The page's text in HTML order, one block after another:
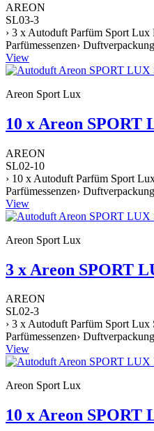
AREON
SL03-3
› 3 x Autoduft Parfüm Sport Lux
Parfümessenzen›
View
Areon Sport Lux
10 x Areon SPORT
AREON
SL02-10
› 10 x Autoduft Parfüm Sport
Parfümessenzen›
View
Areon Sport Lux
3 x Areon SPORT
AREON
SL02-3
› 3 x Autoduft Parfüm Sport Lux
Parfümessenzen›
View
Areon Sport Lux
10 x Areon SPORT